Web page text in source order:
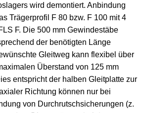
wird demontiert. Anbindung
Trägerprofil F 80 bzw. F 100 mit 4
F. Die 500 mm Gewindestäbe
der benötigten Länge
Gleitweg kann flexibel über
Überstand von 125 mm
entspricht der halben Gleitplatte zur
Richtung können nur bei
von Durchrutschsicherungen (z.